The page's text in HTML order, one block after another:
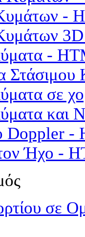
-
-
σε
και
Doppler -
Ήχο -
σε